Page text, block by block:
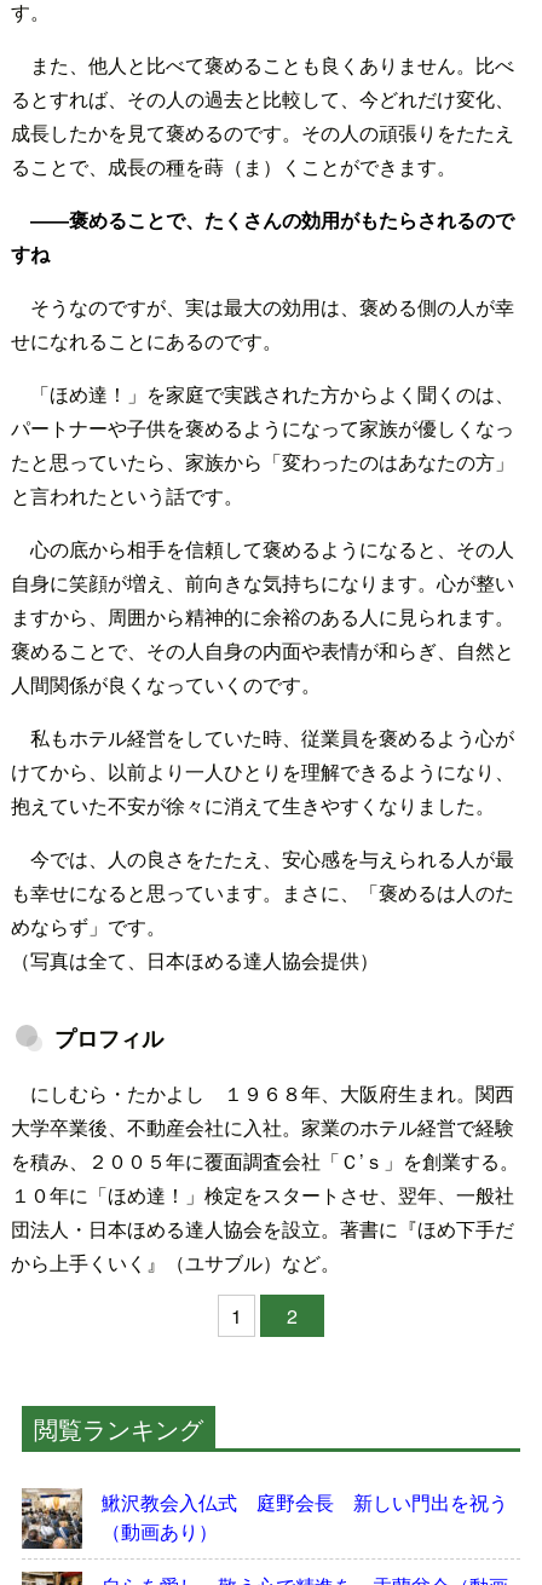
す。
また、他人と比べて褒めることも良くありません。比べ
るとすれば、その人の過去と比較して、今どれだけ変化、
成長したかを見て褒めるのです。その人の頑張りをたたえ
ることで、成長の種を蒔（ま）くことができます。
――褒めることで、たくさんの効用がもたらされるので
すね
そうなのですが、実は最大の効用は、褒める側の人が幸
せになれることにあるのです。
「ほめ達！」を家庭で実践された方からよく聞くのは、
パートナーや子供を褒めるようになって家族が優しくなっ
たと思っていたら、家族から「変わったのはあなたの方」
と言われたという話です。
心の底から相手を信頼して褒めるようになると、その人
自身に笑顔が増え、前向きな気持ちになります。心が整い
ますから、周囲から精神的に余裕のある人に見られます。
褒めることで、その人自身の内面や表情が和らぎ、自然と
人間関係が良くなっていくのです。
私もホテル経営をしていた時、従業員を褒めるよう心が
けてから、以前より一人ひとりを理解できるようになり、
抱えていた不安が徐々に消えて生きやすくなりました。
今では、人の良さをたたえ、安心感を与えられる人が最
も幸せになると思っています。まさに、「褒めるは人のた
めならず」です。
（写真は全て、日本ほめる達人協会提供）
プロフィル
にしむら・たかよし １９６８年、大阪府生まれ。関西
大学卒業後、不動産会社に入社。家業のホテル経営で経験
を積み、２００５年に覆面調査会社「Ｃ’ｓ」を創業する。
１０年に「ほめ達！」検定をスタートさせ、翌年、一般社
団法人・日本ほめる達人協会を設立。著書に『ほめ下手だ
から上手くいく』（ユサブル）など。
1
2
閲覧ランキング
鰍沢教会入仏式 庭野会長 新しい門出を祝う
（動画あり）